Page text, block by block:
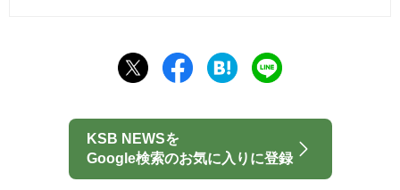
KSB NEWSを
Google検索のお気に入りに登録